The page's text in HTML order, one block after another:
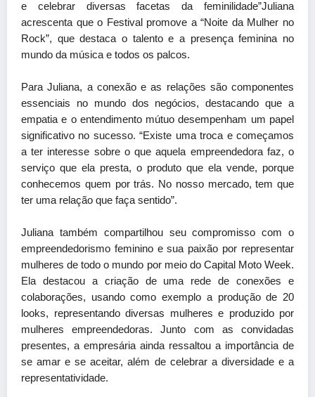
e celebrar diversas facetas da feminilidade”Juliana
acrescenta que o Festival promove a “Noite da Mulher no
Rock”, que destaca o talento e a presença feminina no
mundo da música e todos os palcos.
Para Juliana, a conexão e as relações são componentes
essenciais no mundo dos negócios, destacando que a
empatia e o entendimento mútuo desempenham um papel
significativo no sucesso. “Existe uma troca e começamos
a ter interesse sobre o que aquela empreendedora faz, o
serviço que ela presta, o produto que ela vende, porque
conhecemos quem por trás. No nosso mercado, tem que
ter uma relação que faça sentido”.
Juliana também compartilhou seu compromisso com o
empreendedorismo feminino e sua paixão por representar
mulheres de todo o mundo por meio do Capital Moto Week.
Ela destacou a criação de uma rede de conexões e
colaborações, usando como exemplo a produção de 20
looks, representando diversas mulheres e produzido por
mulheres empreendedoras. Junto com as convidadas
presentes, a empresária ainda ressaltou a importância de
se amar e se aceitar, além de celebrar a diversidade e a
representatividade.